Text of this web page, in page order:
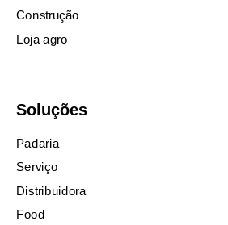
Construção
Loja agro
Soluções
Padaria
Serviço
Distribuidora
Food